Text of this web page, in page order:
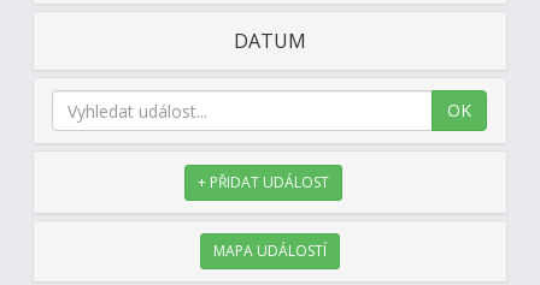
DATUM
OK
+ PŘIDAT UDÁLOST
MAPA UDÁLOSTÍ